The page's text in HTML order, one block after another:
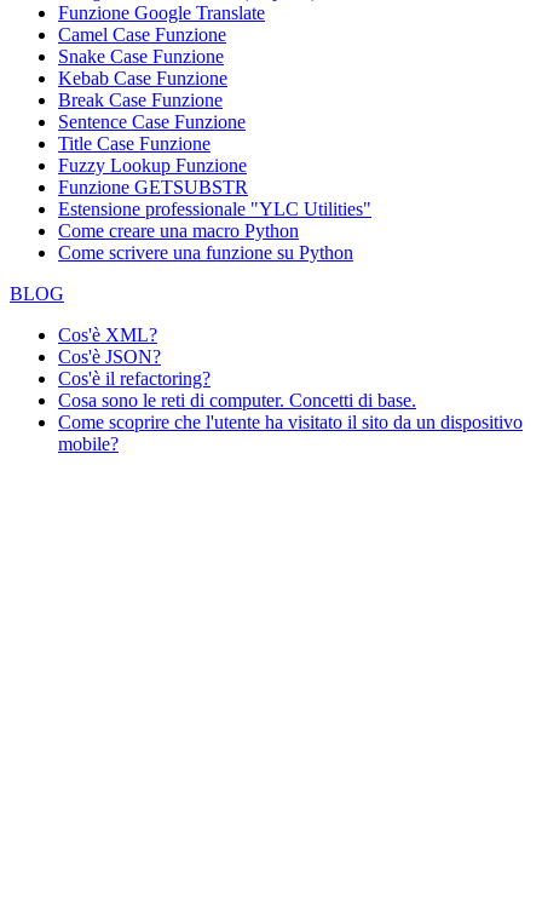
Funzione Google Translate
Camel Case Funzione
Snake Case Funzione
Kebab Case Funzione
Break Case Funzione
Sentence Case Funzione
Title Case Funzione
Fuzzy Lookup Funzione
Funzione GETSUBSTR
Estensione professionale "YLC Utilities"
Come creare una macro Python
Come scrivere una funzione su Python
BLOG
Cos'è XML?
Cos'è JSON?
Cos'è il refactoring?
Cosa sono le reti di computer. Concetti di base.
Come scoprire che l'utente ha visitato il sito da un dispositivo
mobile?